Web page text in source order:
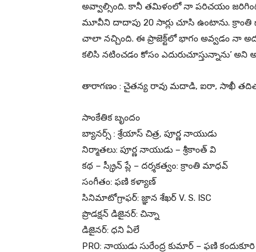
అవ్వాల్సింది. కానీ తమిళంలో నా పరిచయం జరిగింది.
మూవీని దాదాపు 20 సార్లు చూసి ఉంటాను.
చాలా నచ్చింది. ఈ ప్రాజెక్ట్‌లో భాగం అవ్వడం నా
కలిసి నటించడం కోసం ఎదురుచూస్తున్నాను’ అని
తారాగణం : చైతన్య రావు మదాడి, ఐరా, సాఖీ
సాంకేతిక బృందం
బ్యానర్స్ : శ్రేయాస్ చిత్ర, పూర్ణ నాయుడు
నిర్మాతలు: పూర్ణ నాయుడు – శ్రీకాంత్ వి
కథ – స్క్రీన్ ప్లే – దర్శకత్వం: క్రాంతి మాధవ్
సంగీతం: ఫణి కళ్యాణ్
సినిమాటోగ్రాఫర్: జ్ఞాన శేఖర్ V. S. ISC
ప్రొడక్షన్ డిజైనర్: చిన్నా
డిజైనర్: ధని ఏలే
PRO: నాయుడు సురేంద్ర కుమార్ – ఫణి